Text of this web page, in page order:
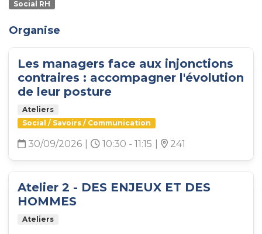
Social RH
Organise
Les managers face aux injonctions
contraires : accompagner l'évolution
de leur posture
Ateliers
Social / Savoirs / Communication
30/09/2026 10:30 - 11:15 241
Atelier 2 - DES ENJEUX ET DES
HOMMES
Ateliers